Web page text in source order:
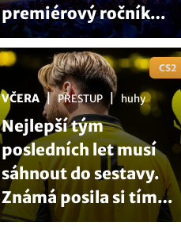
premiérový ročník
Tipsport RUSH:Brno?
CS2
VČERA | PŘESTUP | huhy
Nejlepší tým
posledních let musí
sáhnout do sestavy.
Známá posila si tím
splní sen